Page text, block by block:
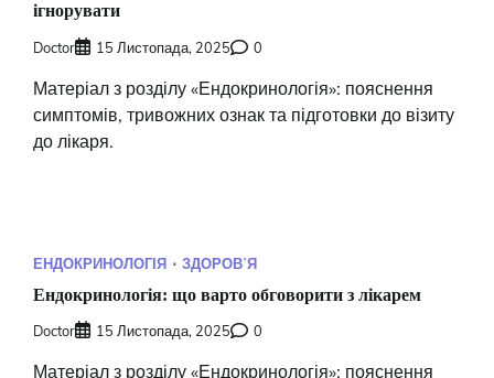
ігнорувати
Doctor 15 Листопада, 2025 0
Матеріал з розділу «Ендокринологія»: пояснення
симптомів, тривожних ознак та підготовки до візиту
до лікаря.
ЕНДОКРИНОЛОГІЯ ЗДОРОВʼЯ
Ендокринологія: що варто обговорити з лікарем
Doctor 15 Листопада, 2025 0
Матеріал з розділу «Ендокринологія»: пояснення